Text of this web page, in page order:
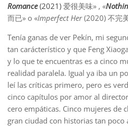
Romance(2021) 爱很美味» , «
而已» o «Imperfect Her(2020) 不完
Tenía ganas de ver Pekín, mi
tan carácterístico y que Feng
y lo que te encuentras es a cinco
realidad paralela. Igual ya iba un
leí las críticas primero, pero es
cinco capítulos por amor al
cero empáticas. Cinco mujeres de
gran ciudad con historias tan poco